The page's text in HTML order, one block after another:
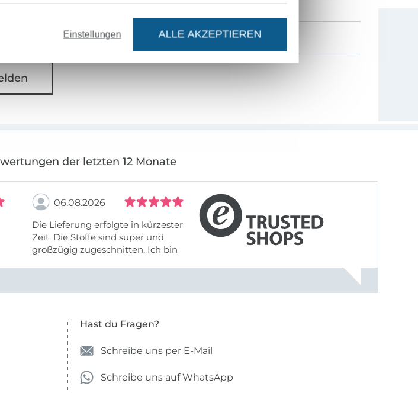
der letzten 12 Monate
06.08.2026
Die Lieferung erfolgte in kürzester
Zeit. Die Stoffe sind super und
großzügig zugeschnitten. Ich bin
Hast du Fragen?
Schreibe uns per E-Mail
Schreibe uns auf WhatsApp
Einstellungen ALLE AKZEPTIEREN